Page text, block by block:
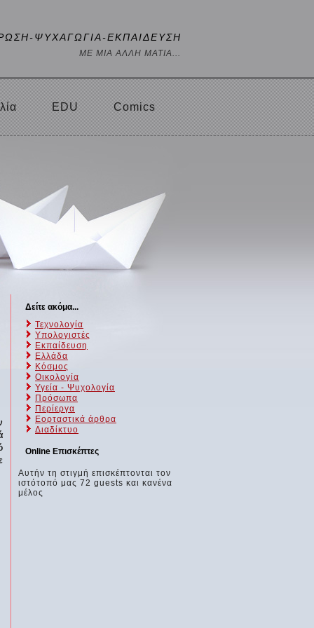
ΨΥΧΑΓΩΓΙΑ-ΕΚΠΑΙΔΕΥΣΗ
ΜΕ ΜΙΑ ΑΛΛΗ ΜΑΤΙΑ...
EDU Comics
Δείτε ακόμα...
Τεχνολογία
Υπολογιστές
Εκπαίδευση
Ελλάδα
Κόσμος
Οικολογία
Υγεία - Ψυχολογία
Πρόσωπα
Περίεργα
Εορταστικά άρθρα
Διαδίκτυο
Online Επισκέπτες
Αυτήν τη στιγμή επισκέπτονται τον
ιστότοπό μας 72 guests και κανένα
μέλος